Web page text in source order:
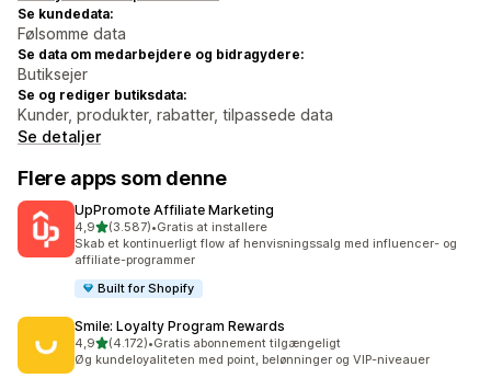
Se kundedata:
Følsomme data
Se data om medarbejdere og bidragydere:
Butiksejer
Se og rediger butiksdata:
Kunder, produkter, rabatter, tilpassede data
Se detaljer
Flere apps som denne
UpPromote Affiliate Marketing
4,9ud af 5 stjerner
(3.587)
3587 anmeldelser i alt
•Gratis at installere
Skab et kontinuerligt flow af henvisningssalg med influencer- og
affiliate-programmer
Built for Shopify
Smile: Loyalty Program Rewards
4,9ud af 5 stjerner
(4.172)
4172 anmeldelser i alt
•Gratis abonnement tilgængeligt
Øg kundeloyaliteten med point, belønninger og VIP-niveauer